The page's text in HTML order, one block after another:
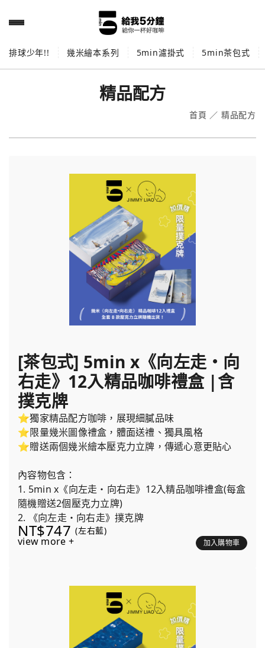
排球少年!! 幾米繪本系列 5min濾掛式 5min茶包式
精品配方
首頁 ／ 精品配方
[茶包式] 5min x《向左走・向
右走》12入精品咖啡禮盒 |含
撲克牌
⭐獨家精品配方咖啡，展現細膩品味
⭐限量幾米圖像禮盒，體面送禮、獨具風格
⭐贈送兩個幾米繪本壓克力立牌，傳遞心意更貼心
內容物包含：
1. 5min x《向左走・向右走》12入精品咖啡禮盒(每盒
隨機贈送2個壓克力立牌)
2. 《向左走・向右走》撲克牌
NT$747 (左右藍)
view more + 加入購物車